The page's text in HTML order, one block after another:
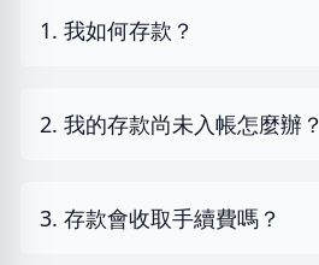
1. 我如何存款？
2. 我的存款尚未入帳怎麼辦？
3. 存款會收取手續費嗎？